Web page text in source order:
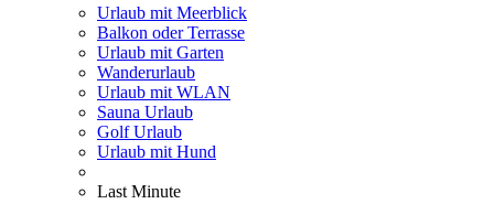
Urlaub mit Meerblick
Balkon oder Terrasse
Urlaub mit Garten
Wanderurlaub
Urlaub mit WLAN
Sauna Urlaub
Golf Urlaub
Urlaub mit Hund
Last Minute